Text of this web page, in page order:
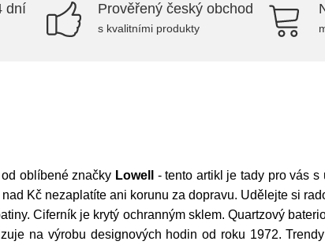
dní Prověřený český obchod
s kvalitními produkty
od oblíbené značky Lowell - tento artikl je tady pro vás s
Kč nezaplatíte ani korunu za dopravu. Udělejte si
Ciferník je krytý ochranným sklem. Quartzový
na výrobu designových hodin od roku 1972.